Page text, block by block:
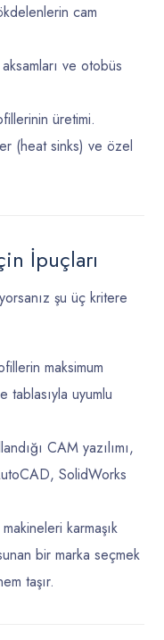
cam
ve otobüs
üretimi.
(heat sinks) ve özel
İpuçları
şu üç kritere
maksimum
tablasıyla uyumlu
CAM yazılımı,
SolidWorks
karmaşık
bir marka seçmek
taşır.